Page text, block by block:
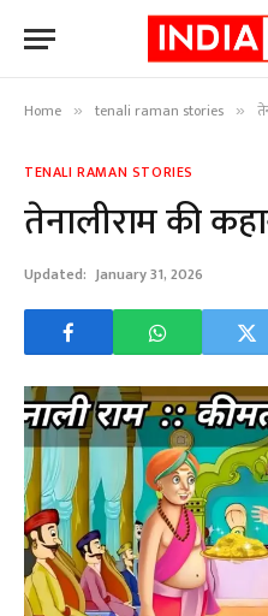
Home » tenali raman stories »
TENALI RAMAN STORIES
तेनालीराम की
Updated: January 31, 2026